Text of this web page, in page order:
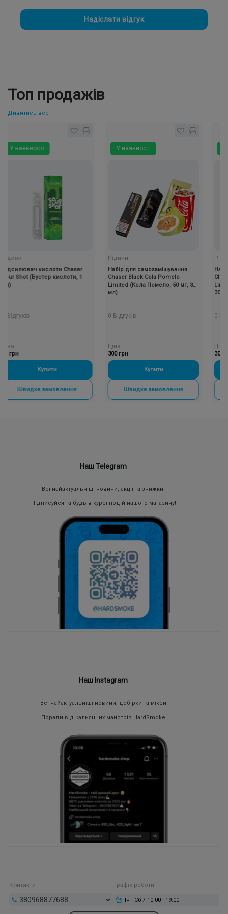
Надіслати відгук
Топ продажів
Дивитись все
кислоти Chaser
(Бустер кислоти, 1
+
Купити
Швидке замовлення
У наявності
Рідини
Набір для самозамішування
Chaser Black Cola Pomelo
Limited (Кола Помело, 50 мг, 30
0 Відгуків
300 грн
+
Купити
Швидке замовлення
Рідини
Набір
Chaser
Limited
30 мл)
0 Відгуків
300 грн
Наш Telegram
Всі найактуальніші новини, акції та знижки.
Підписуйся та будь в курсі подій нашого магазину!
Наш Instagram
Всі найактуальніші новини, добірки та мікси
Поради від кальянних майстрів HardSmoke
Контакти: Графік роботи:
Пн - Сб / 10:00 - 19:00